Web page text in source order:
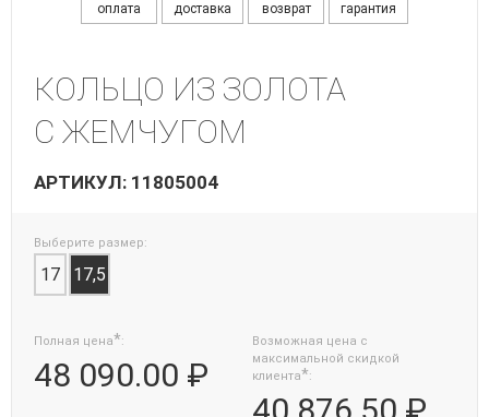
оплата доставка возврат гарантия
КОЛЬЦО ИЗ ЗОЛОТА
С ЖЕМЧУГОМ
АРТИКУЛ: 11805004
Выберите размер:
17 17,5
Полная цена*:
48 090.00 ₽
Возможная цена с
максимальной скидкой
клиента*: